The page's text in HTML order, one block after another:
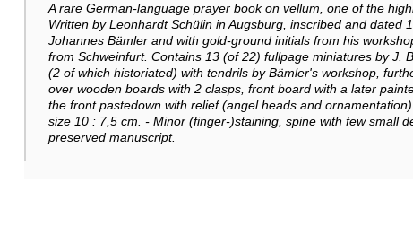
A rare German-language prayer book on vellum, one of the
Written by Leonhardt Schülin in Augsburg, inscribed and dated
Johannes Bämler and with gold-ground initials from his
from Schweinfurt. Contains 13 (of 22) fullpage miniatures by J.
(2 of which historiated) with tendrils by Bämler's workshop,
over wooden boards with 2 clasps, front board with a later
the front pastedown with relief (angel heads and
size 10 : 7,5 cm. - Minor (finger-)staining, spine with few small
preserved manuscript.